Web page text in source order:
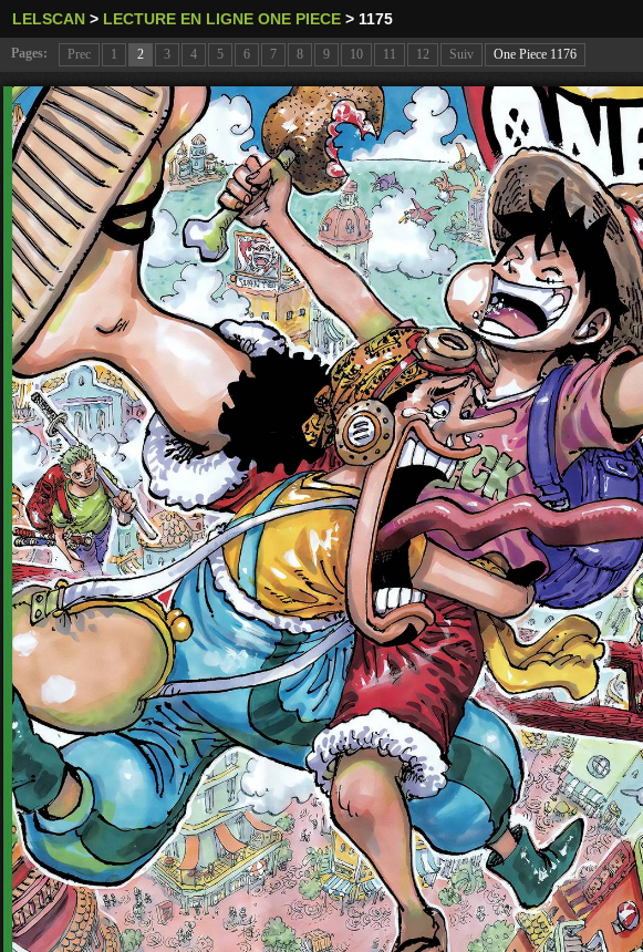
LELSCAN > LECTURE EN LIGNE ONE PIECE > 1175
Pages: Prec 1 2 3 4 5 6 7 8 9 10 11 12 Suiv One Piece 1176